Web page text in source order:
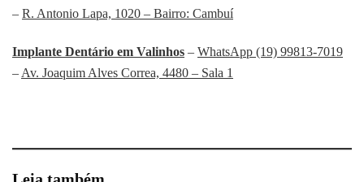
– R. Antonio Lapa, 1020 – Bairro: Cambuí
Implante Dentário em Valinhos – WhatsApp (19) 99813-7019
– Av. Joaquim Alves Correa, 4480 – Sala 1